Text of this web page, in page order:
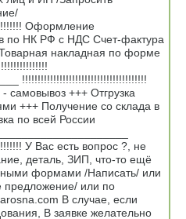
Оформление
по НК РФ с НДС Счет-фактура
накладная по форме
!!!!!!!!!!!!!!!!!!!!!!!!!!!!!!!!!!!!!!!!
самовывоз +++ Отгрузка
+++ Получение со склада в
по всей России
У Вас есть вопрос ?, не
деталь, ЗИП, что-то ещё
формами /Написать/ или
предложение/ или по
В случае, если
В заявке желательно